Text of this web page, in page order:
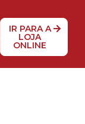
IR PARA A
LOJA
ONLINE